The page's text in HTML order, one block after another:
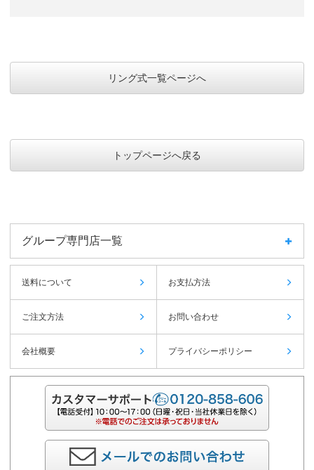
リング式一覧ページへ
トップページへ戻る
グループ専門店一覧
送料について お支払方法
ご注文方法 お問い合わせ
会社概要 プライバシーポリシー